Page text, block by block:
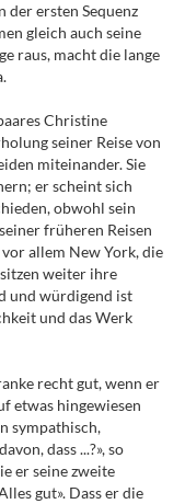
der ersten Sequenz
gleich auch seine
raus, macht die lange
Christine
seiner Reise von
miteinander. Sie
er scheint sich
obwohl sein
früheren Reisen
allem New York, die
weiter ihre
und würdigend ist
und das Werk
recht gut, wenn er
etwas hingewiesen
sympathisch,
dass ...?», so
er seine zweite
gut». Dass er die